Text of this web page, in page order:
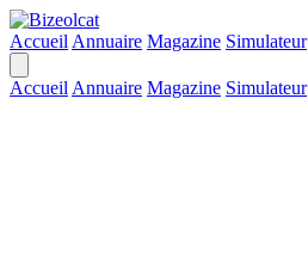
Accueil Annuaire Magazine Simulateur
Accueil Annuaire Magazine Simulateur